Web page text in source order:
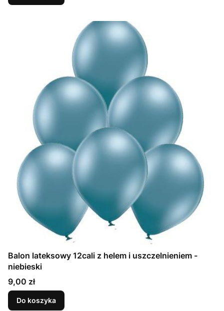
Balon lateksowy 12cali z helem i uszczelnieniem -
niebieski
Cena
9,00 zł
Do koszyka